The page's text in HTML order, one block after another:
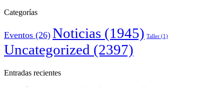
Categorías
Eventos (26) Noticias (1945) Taller (1)
Uncategorized (2397)
Entradas recientes